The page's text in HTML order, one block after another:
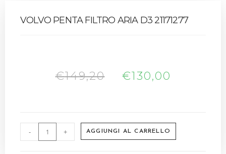
VOLVO PENTA FILTRO ARIA D3 21171277
€149,20 €130,00
- + AGGIUNGI AL CARRELLO